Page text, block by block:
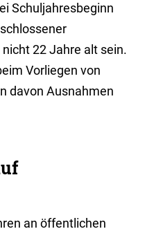
Schuljahresbeginn
22 Jahre alt sein.
Vorliegen von
davon Ausnahmen
an öffentlichen